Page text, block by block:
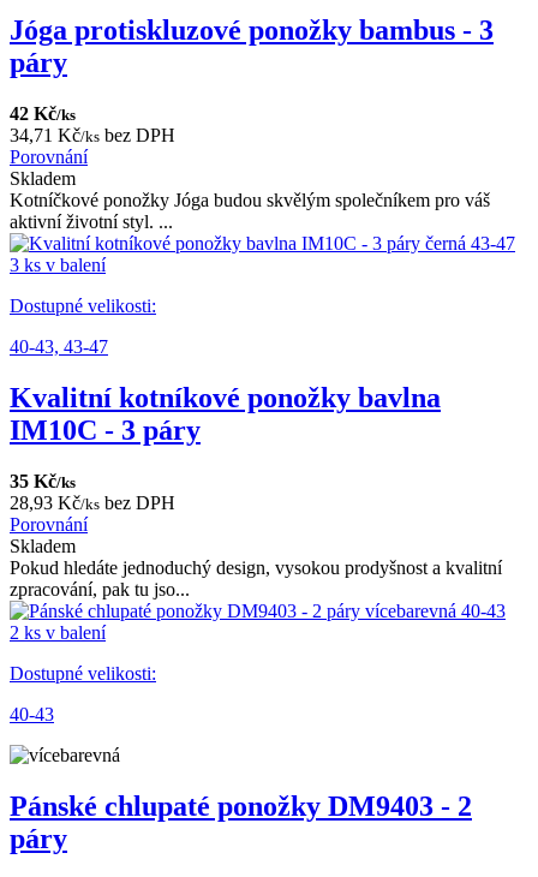
Jóga protiskluzové ponožky bambus - 3
páry
42 Kč/ks
34,71 Kč/ks bez DPH
Porovnání
Skladem
Kotníčkové ponožky Jóga budou skvělým společníkem pro váš
aktivní životní styl. ...
3 ks v balení
Dostupné velikosti:
40-43, 43-47
Kvalitní kotníkové ponožky bavlna
IM10C - 3 páry
35 Kč/ks
28,93 Kč/ks bez DPH
Porovnání
Skladem
Pokud hledáte jednoduchý design, vysokou prodyšnost a kvalitní
zpracování, pak tu jso...
2 ks v balení
Dostupné velikosti:
40-43
Pánské chlupaté ponožky DM9403 - 2
páry